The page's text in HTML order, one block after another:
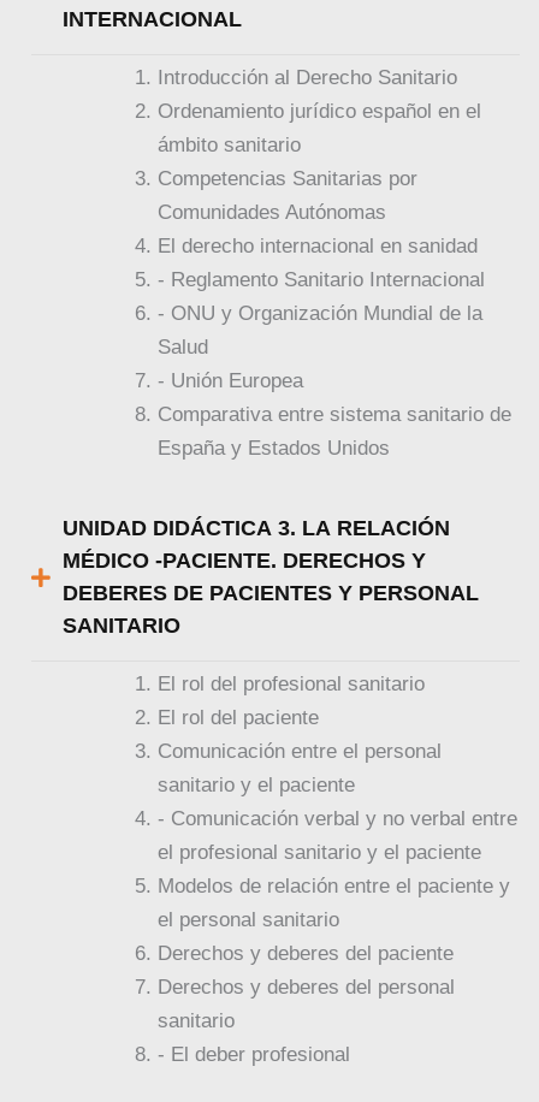
INTERNACIONAL
Introducción al Derecho Sanitario
Ordenamiento jurídico español en el
ámbito sanitario
Competencias Sanitarias por
Comunidades Autónomas
El derecho internacional en sanidad
- Reglamento Sanitario Internacional
- ONU y Organización Mundial de la
Salud
- Unión Europea
Comparativa entre sistema sanitario de
España y Estados Unidos
UNIDAD DIDÁCTICA 3. LA RELACIÓN
MÉDICO -PACIENTE. DERECHOS Y
DEBERES DE PACIENTES Y PERSONAL
SANITARIO
El rol del profesional sanitario
El rol del paciente
Comunicación entre el personal
sanitario y el paciente
- Comunicación verbal y no verbal entre
el profesional sanitario y el paciente
Modelos de relación entre el paciente y
el personal sanitario
Derechos y deberes del paciente
Derechos y deberes del personal
sanitario
- El deber profesional